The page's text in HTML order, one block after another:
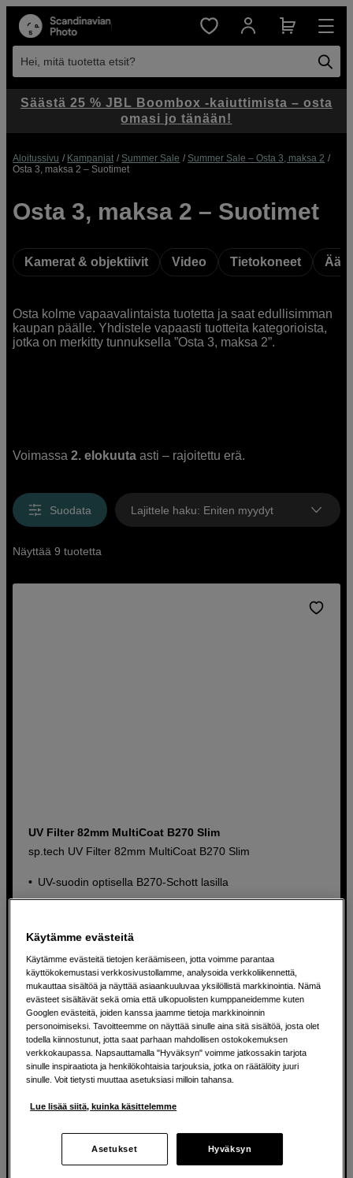
Hei, mitä tuotetta etsit?
Aloitussivu Kampanjat Summer Sale
Summer Sale – Osta 3, maksa 2
Osta 3, maksa 2 – Suotimet
Osta 3, maksa 2 – Suotimet
Kamerat & objektiivit Video Tietokoneet Ääni
Osta kolme vapaavalintaista tuotetta ja saat edullisimman
kaupan päälle. Yhdistele vapaasti tuotteita kategorioista,
jotka on merkitty tunnuksella ”Osta 3, maksa 2”.
Voimassa2. elokuuta asti – rajoitettu erä.
Suodata Lajittele haku: Eniten myydyt
Näyttää 9 tuotetta
UV Filter 82mm MultiCoat B270 Slim
sp.tech UV Filter 82mm MultiCoat B270 Slim
UV-suodin optisella B270-Schott lasilla
93 EUR
Säästä 25 % JBL Boombox -kaiuttimista – osta
omasi jo tänään!
Käytämme evästeitä
Käytämme evästeitä tietojen keräämiseen, jotta voimme parantaa
käyttökokemustasi verkkosivustollamme, analysoida verkkoliikennettä,
mukauttaa sisältöä ja näyttää asiaankuuluvaa yksilöllistä markkinointia. Nämä
evästeet sisältävät sekä omia että ulkopuolisten kumppaneidemme kuten
Googlen evästeitä, joiden kanssa jaamme tietoja markkinoinnin
personoimiseksi. Tavoitteemme on näyttää sinulle aina sitä sisältöä, josta olet
todella kiinnostunut, jotta saat parhaan mahdollisen ostokokemuksen
verkkokaupassa. Napsauttamalla "Hyväksyn" voimme jatkossakin tarjota
sinulle inspiraatiota ja henkilökohtaisia tarjouksia, jotka on räätälöity juuri
sinulle. Voit tietysti muuttaa asetuksiasi milloin tahansa.
Lue lisää siitä, kuinka käsittelemme
Asetukset Hyväksyn